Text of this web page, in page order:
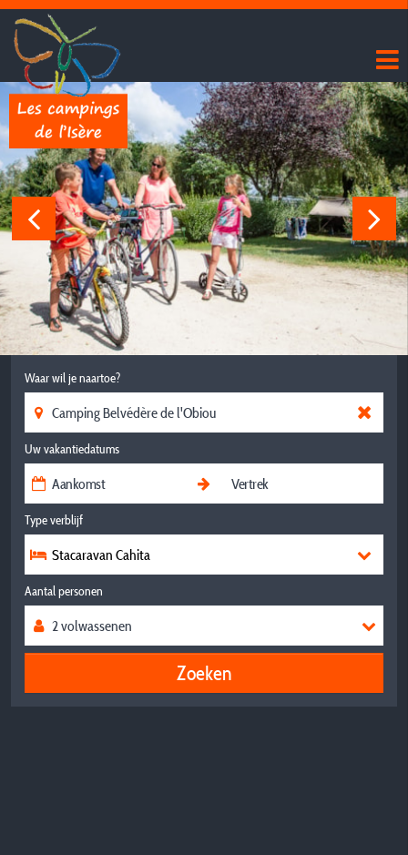
Waar wil je naartoe?
Uw vakantiedatums
Type verblijf
Stacaravan Cahita
Aantal personen
Zoeken